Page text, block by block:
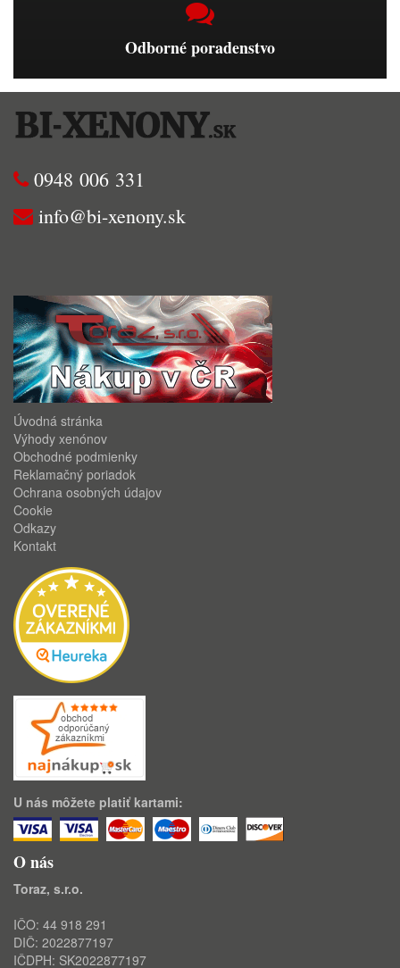
Odborné poradenstvo
0948 006 331
info@bi-xenony.sk
Úvodná stránka
Výhody xenónov
Obchodné podmienky
Reklamačný poriadok
Ochrana osobných údajov
Cookie
Odkazy
Kontakt
U nás môžete platiť kartami:
O nás
Toraz, s.r.o.
IČO: 44 918 291
DIČ: 2022877197
IČDPH: SK2022877197